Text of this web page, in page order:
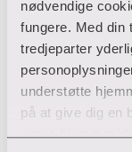
nødvendige
fungere. Med din
tredjeparter
understøtte
på at give dig en
vores
Din søgning gav
Giv ikke op